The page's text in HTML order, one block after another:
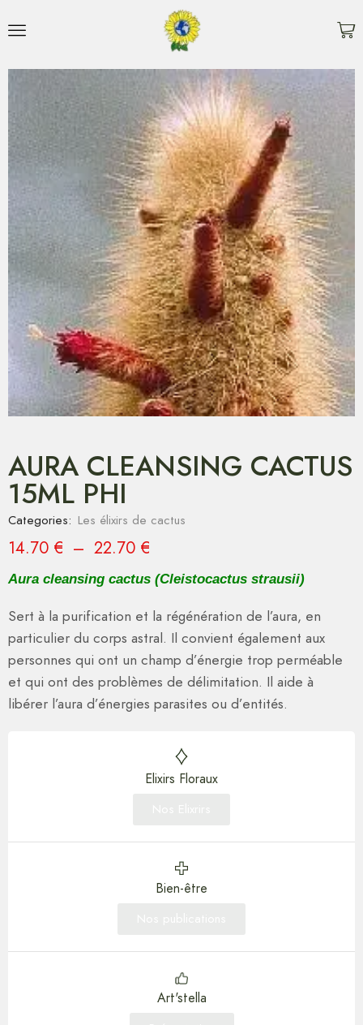
AURA CLEANSING CACTUS
15ML PHI
Categories: Les élixirs de cactus
14.70 € – 22.70 €
Aura cleansing cactus (Cleistocactus strausii)
Sert à la purification et la régénération de l’aura, en
particulier du corps astral. Il convient également aux
personnes qui ont un champ d’énergie trop perméable
et qui ont des problèmes de délimitation. Il aide à
libérer l’aura d’énergies parasites ou d’entités.
Elixirs Floraux
Bien-être
Art'stella